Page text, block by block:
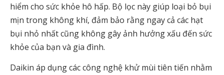
hiểm cho sức khỏe hô hấp. Bộ lọc này giúp loại bỏ bụi
mịn trong không khí, đảm bảo rằng ngay cả các hạt
bụi nhỏ nhất cũng không gây ảnh hưởng xấu đến sức
khỏe của bạn và gia đình.
Daikin áp dụng các công nghệ khử mùi tiên tiến nhằm